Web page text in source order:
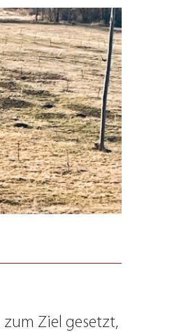
Ziel gesetzt,